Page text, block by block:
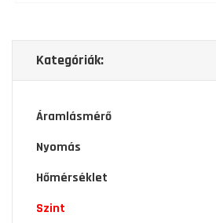
Kategóriák:
Áramlásmérő
Nyomás
Hőmérséklet
Szint